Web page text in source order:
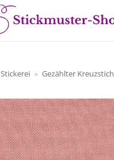
Stickerei » Gezählter Kreuzstich